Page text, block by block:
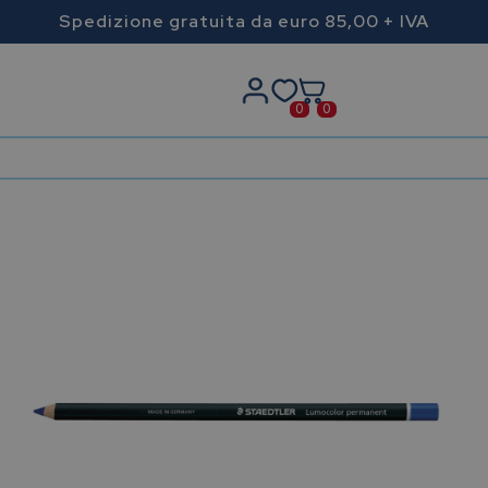
Spedizione gratuita da euro 85,00 + IVA
0 0